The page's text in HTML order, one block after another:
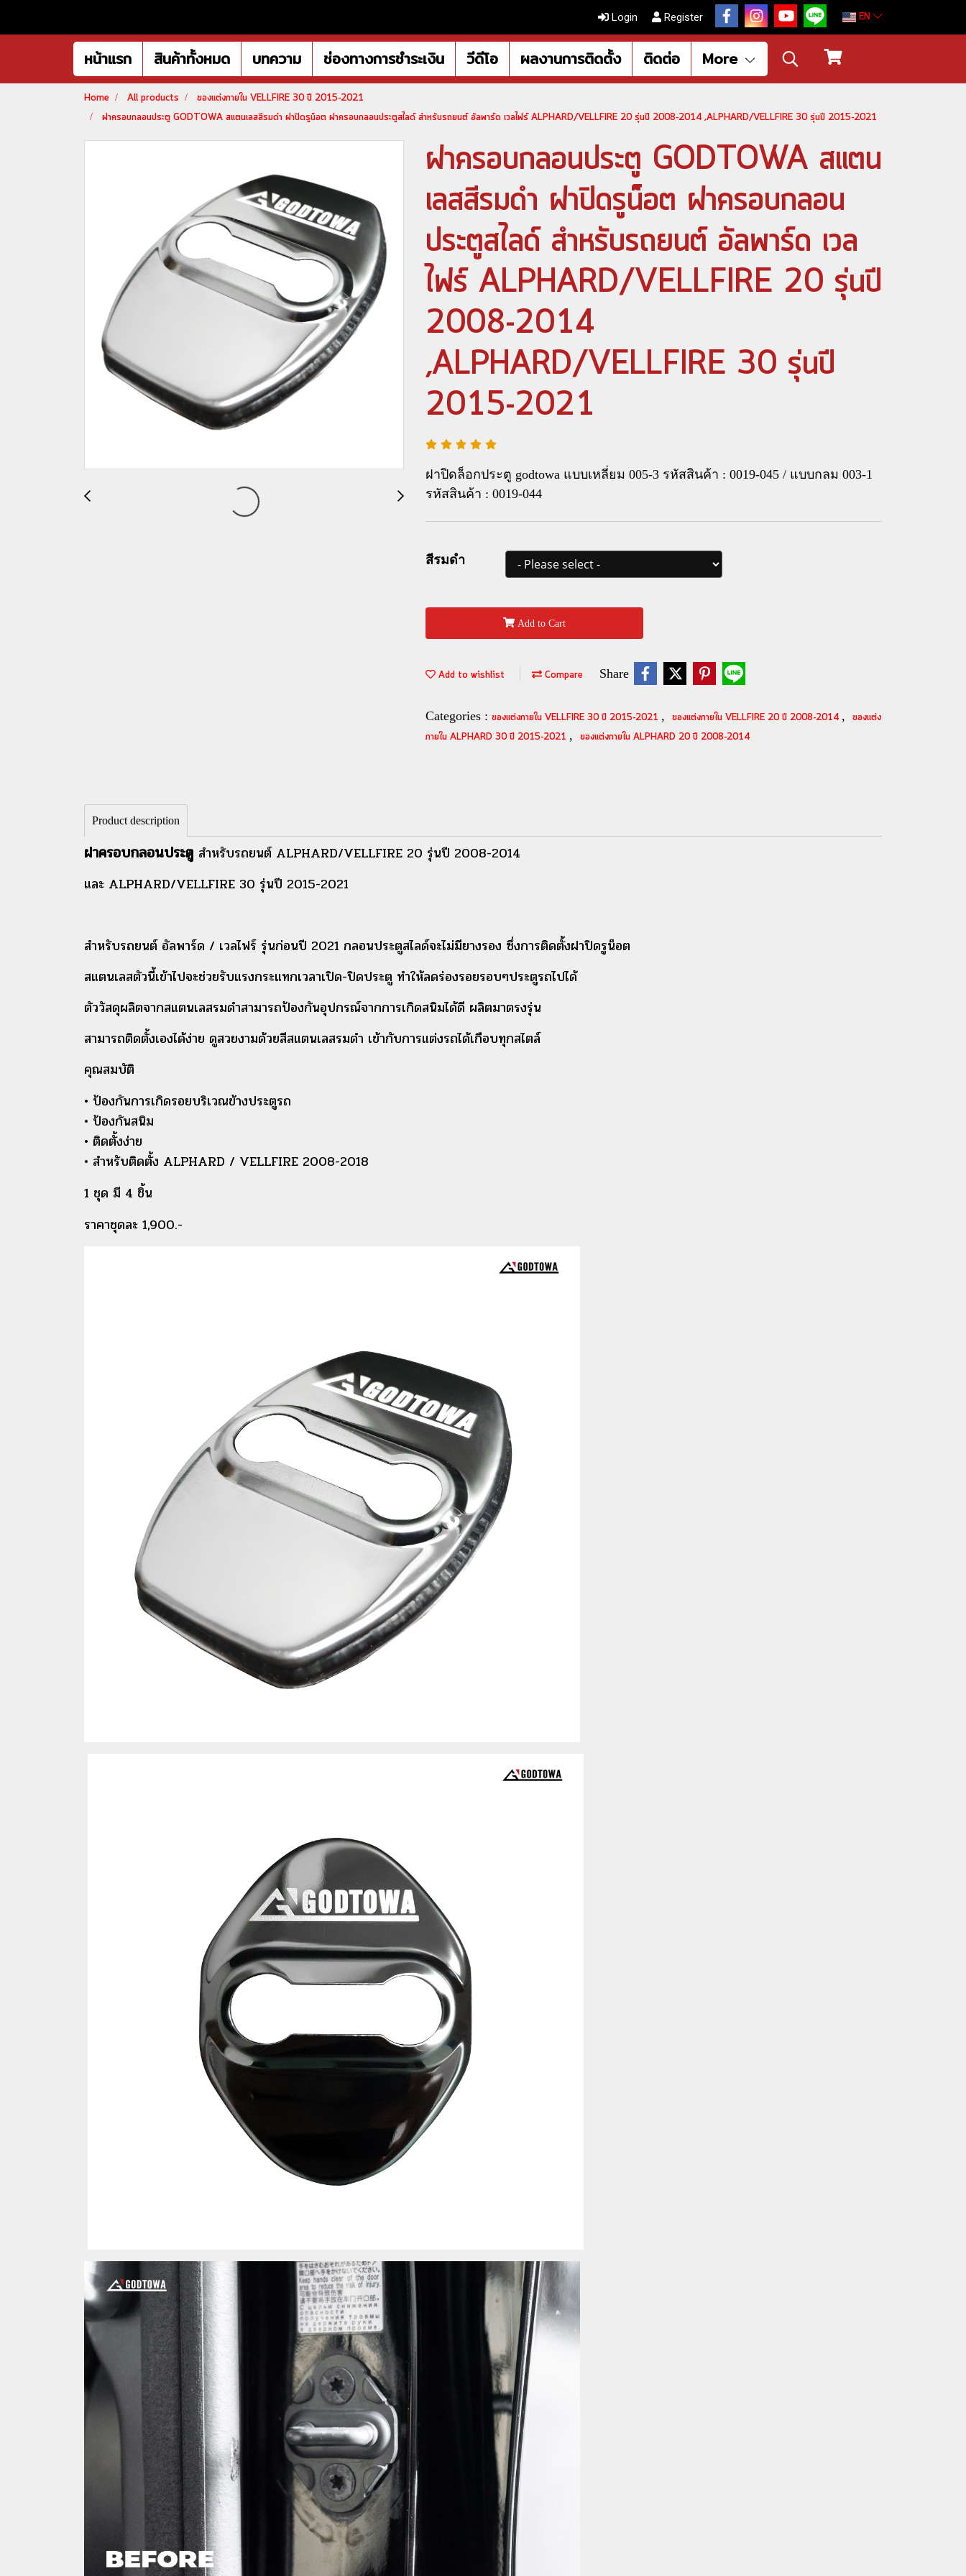
Login Register EN
หน้าแรก สินค้าทั้งหมด บทความ ช่องทางการชำระเงิน วีดีโอ ผลงานการติดตั้ง ติดต่อ More
Home All products
ของแต่งภายใน VELLFIRE 30 ปี 2015-2021
ฝาครอบกลอนประตู GODTOWA สแตนเลสสีรมดำ ฝาปิดรูน็อต ฝาครอบกลอนประตูสไลด์ สำหรับรถยนต์ อัลพาร์ด เวลไฟร์ ALPHARD/VELLFIRE 20 รุ่นปี 2008-2014 ,ALPHARD/VELLFIRE 30 รุ่นปี 2015-2021
ฝาครอบกลอนประตู GODTOWA สแตน
เลสสีรมดำ ฝาปิดรูน็อต ฝาครอบกลอน
ประตูสไลด์ สำหรับรถยนต์ อัลพาร์ด เวล
ไฟร์ ALPHARD/VELLFIRE 20 รุ่นปี
2008-2014
,ALPHARD/VELLFIRE 30 รุ่นปี
2015-2021
ฝาปิดล็อกประตู godtowa แบบเหลี่ยม 005-3 รหัสสินค้า : 0019-045 / แบบกลม 003-1
รหัสสินค้า : 0019-044
สีรมดำ
Add to Cart
Add to wishlist Compare Share
Categories : ของแต่งภายใน VELLFIRE 30 ปี 2015-2021 , ของแต่งภายใน VELLFIRE 20 ปี 2008-2014 ,
ของแต่ง
ภายใน ALPHARD 30 ปี 2015-2021 , ของแต่งภายใน ALPHARD 20 ปี 2008-2014
Product description
ฝาครอบกลอนประตู สำหรับรถยนต์ ALPHARD/VELLFIRE 20 รุ่นปี 2008-2014
และ ALPHARD/VELLFIRE 30 รุ่นปี 2015-2021
สำหรับรถยนต์ อัลพาร์ด / เวลไฟร์ รุ่นก่อนปี 2021 กลอนประตูสไลด์จะไม่มียางรอง ซึ่งการติดตั้งฝาปิดรูน็อต
สแตนเลสตัวนี้เข้าไปจะช่วยรับแรงกระแทกเวลาเปิด-ปิดประตู ทำให้ลดร่องรอยรอบๆประตูรถไปได้
ตัววัสดุผลิตจากสแตนเลสรมดำสามารถป้องกันอุปกรณ์จากการเกิดสนิมได้ดี ผลิตมาตรงรุ่น
สามารถติดตั้งเองได้ง่าย ดูสวยงามด้วยสีสแตนเลสรมดำ เข้ากับการแต่งรถได้เกือบทุกสไตล์
คุณสมบัติ
• ป้องกันการเกิดรอยบริเวณข้างประตูรถ
• ป้องกันสนิม
• ติดตั้งง่าย
• สำหรับติดตั้ง ALPHARD / VELLFIRE 2008-2018
1 ชุด มี 4 ชิ้น
ราคาชุดละ 1,900.-